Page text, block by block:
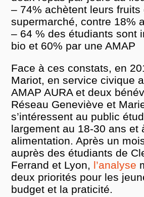
– 74% achètent leurs fruits
supermarché, contre 18%
– 64 % des étudiants sont
bio et 60% par une AMAP
Face à ces constats, en
Mariot, en service civique
AMAP AURA et deux
Réseau Geneviève et
s’intéressent au public
largement au 18-30 ans et
alimentation. Après un
auprès des étudiants de
Ferrand et Lyon, l’analyse
deux priorités pour les
budget et la praticité.